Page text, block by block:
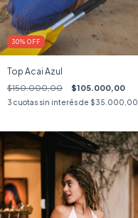
30% OFF
Top Acai Azul
$150.000,00 $105.000,00
3 cuotas sin interés de $35.000,00